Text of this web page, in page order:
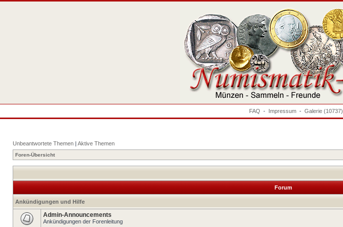
FAQ - Impressum - Galerie (10737)
Unbeantwortete Themen | Aktive Themen
Foren-Übersicht
Forum
Ankündigungen und Hilfe
Admin-Announcements
Ankündigungen der Forenleitung